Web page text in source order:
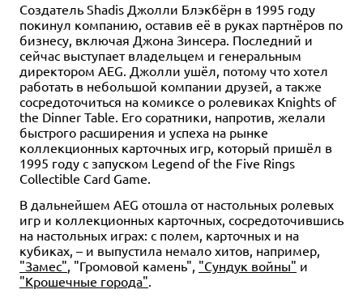
Создатель Shadis Джолли Блэкбёрн в 1995 году
покинул компанию, оставив её в руках партнёров по
бизнесу, включая Джона Зинсера. Последний и
сейчас выступает владельцем и генеральным
директором AEG. Джолли ушёл, потому что хотел
работать в небольшой компании друзей, а также
сосредоточиться на комиксе о ролевиках Knights of
the Dinner Table. Его соратники, напротив, желали
быстрого расширения и успеха на рынке
коллекционных карточных игр, который пришёл в
1995 году с запуском Legend of the Five Rings
Collectible Card Game.
В дальнейшем AEG отошла от настольных ролевых
игр и коллекционных карточных, сосредоточившись
на настольных играх: с полем, карточных и на
кубиках, – и выпустила немало хитов, например,
"Замес", "Громовой камень", "Сундук войны" и
"Крошечные города".